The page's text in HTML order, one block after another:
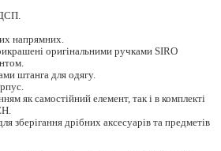
напрямних.
оригінальними ручками SIRO
штанга для одягу.
як самостійний елемент, так і в комплекті
зберігання дрібних аксесуарів та предметів